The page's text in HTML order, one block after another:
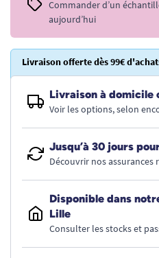
Commander d’un
aujourd’hui
Livraison offerte dès 99€
Livraison à domicile
Voir les options, selon
Jusqu’à 30 jours
Découvrir nos assurances
Disponible dans
Lille
Consulter les stocks et